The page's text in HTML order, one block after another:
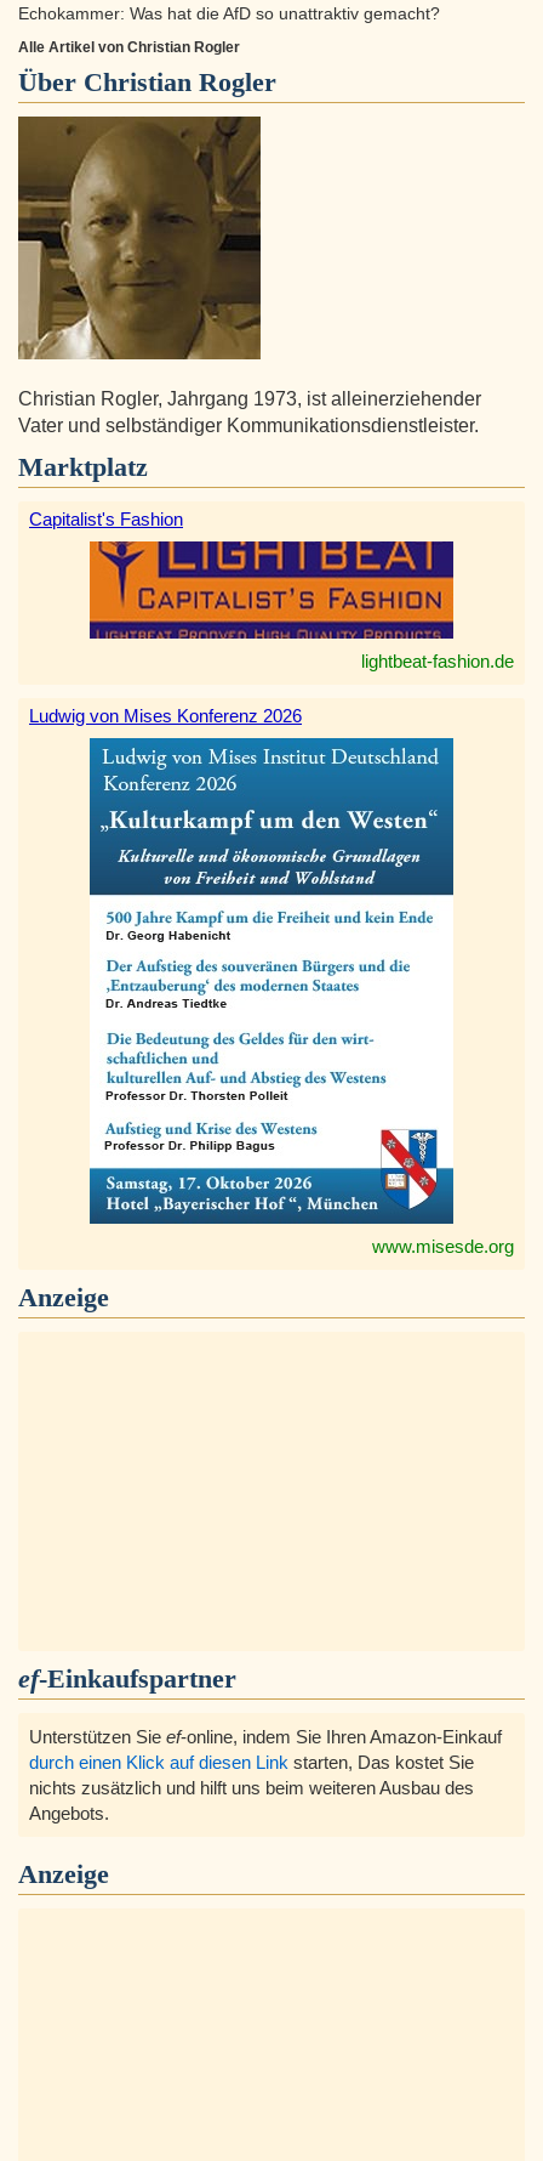
Echokammer: Was hat die AfD so unattraktiv gemacht?
Alle Artikel von Christian Rogler
Über Christian Rogler
Christian Rogler, Jahrgang 1973, ist alleinerziehender
Vater und selbständiger Kommunikationsdienstleister.
Marktplatz
Capitalist's Fashion
lightbeat-fashion.de
Ludwig von Mises Konferenz 2026
www.misesde.org
Anzeige
ef-Einkaufspartner
Unterstützen Sie ef-online, indem Sie Ihren Amazon-Einkauf
durch einen Klick auf diesen Link starten, Das kostet Sie
nichts zusätzlich und hilft uns beim weiteren Ausbau des
Angebots.
Anzeige